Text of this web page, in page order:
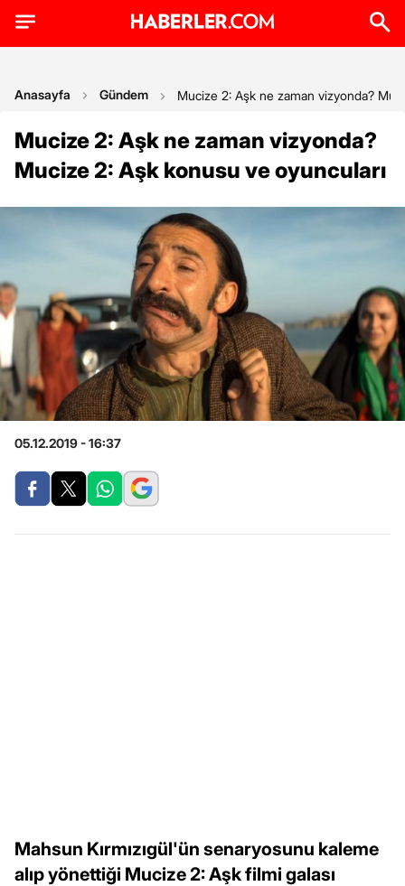
Anasayfa Gündem Mucize 2: Aşk ne zaman vizyonda?
Mucize 2: Aşk ne zaman vizyonda?
Mucize 2: Aşk konusu ve oyuncuları
05.12.2019 - 16:37
Mahsun Kırmızıgül'ün senaryosunu kaleme
alıp yönettiği Mucize 2: Aşk filmi galası